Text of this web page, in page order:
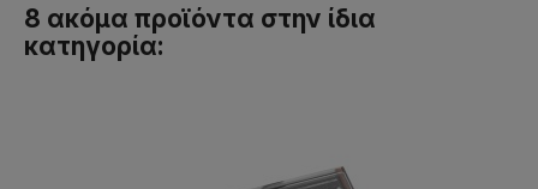
8 ακόμα προϊόντα στην ίδια
κατηγορία: